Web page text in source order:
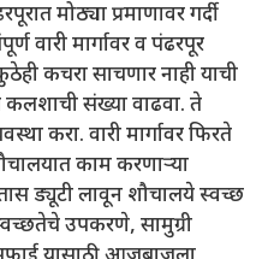
मोठ्या प्रमाणावर गर्दी
वारी मार्गावर व पंढरपूर
कचरा साचणार नाही याची
कलशाची संख्या वाढवा. ते
करा. वारी मार्गावर फिरते
काम करणाऱ्या
ड्यूटी लावून शौचालये स्वच्छ
उपकरणे, सामुग्री